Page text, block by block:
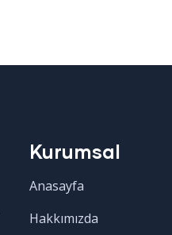
Kurumsal
Anasayfa
Hakkımızda